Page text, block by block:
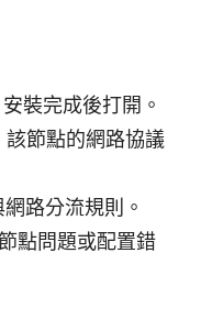
裝完成後打開。
節點的網路協議
路分流規則。
點問題或配置錯